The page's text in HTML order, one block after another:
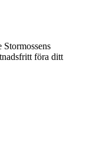
Stormossens
föra ditt